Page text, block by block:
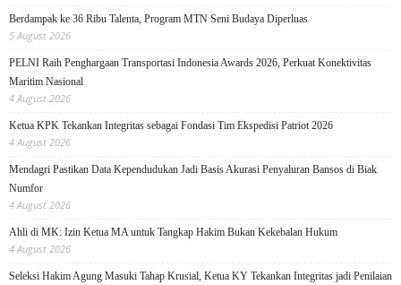
Berdampak ke 36 Ribu Talenta, Program MTN Seni Budaya Diperluas
5 August 2026
PELNI Raih Penghargaan Transportasi Indonesia Awards 2026, Perkuat Konektivitas
Maritim Nasional
4 August 2026
Ketua KPK Tekankan Integritas sebagai Fondasi Tim Ekspedisi Patriot 2026
4 August 2026
Mendagri Pastikan Data Kependudukan Jadi Basis Akurasi Penyaluran Bansos di Biak
Numfor
4 August 2026
Ahli di MK: Izin Ketua MA untuk Tangkap Hakim Bukan Kekebalan Hukum
4 August 2026
Seleksi Hakim Agung Masuki Tahap Krusial, Ketua KY Tekankan Integritas jadi Penilaian